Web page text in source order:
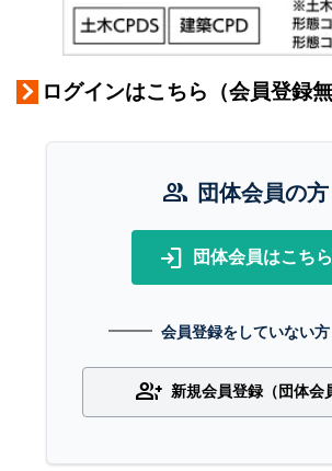
ログインはこちら（会員登録無
group 団体会員の方
login 団体会員はこちら
会員登録をしていない方
group_add 新規会員登録（団体会